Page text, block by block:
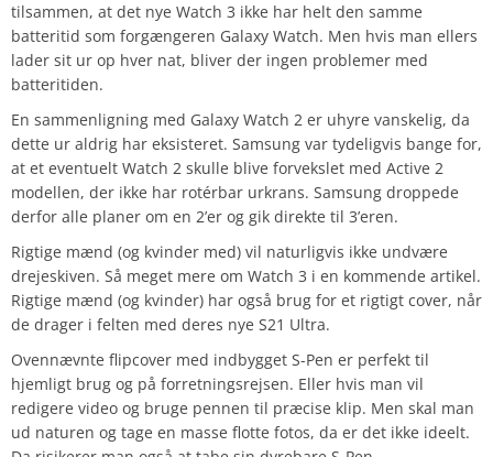
tilsammen, at det nye Watch 3 ikke har helt den samme
batteritid som forgængeren Galaxy Watch. Men hvis man ellers
lader sit ur op hver nat, bliver der ingen problemer med
batteritiden.
En sammenligning med Galaxy Watch 2 er uhyre vanskelig, da
dette ur aldrig har eksisteret. Samsung var tydeligvis bange for,
at et eventuelt Watch 2 skulle blive forvekslet med Active 2
modellen, der ikke har rotérbar urkrans. Samsung droppede
derfor alle planer om en 2’er og gik direkte til 3’eren.
Rigtige mænd (og kvinder med) vil naturligvis ikke undvære
drejeskiven. Så meget mere om Watch 3 i en kommende artikel.
Rigtige mænd (og kvinder) har også brug for et rigtigt cover, når
de drager i felten med deres nye S21 Ultra.
Ovennævnte flipcover med indbygget S-Pen er perfekt til
hjemligt brug og på forretningsrejsen. Eller hvis man vil
redigere video og bruge pennen til præcise klip. Men skal man
ud naturen og tage en masse flotte fotos, da er det ikke ideelt.